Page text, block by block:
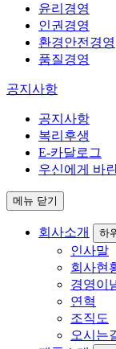
윤리경영
인권경영
환경안전경영
품질경영
공지사항
공지사항
복리후생
E-카달로그
우신에게 바
메뉴 닫기
회사소개 하
인사말
회사현
경영이
연혁
조직도
오시는